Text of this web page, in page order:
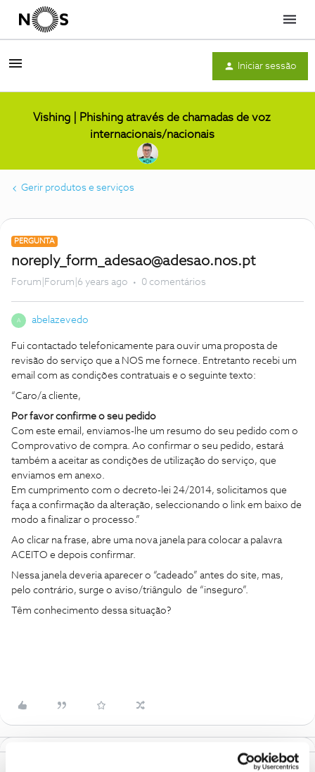
Menu
Iniciar sessão
Vishing | Phishing através de chamadas de voz
internacionais/nacionais
Gerir produtos e serviços
PERGUNTA
noreply_form_adesao@adesao.nos.pt
Forum|Forum|6 years ago 0 comentários
A abelazevedo
Fui contactado telefonicamente para ouvir uma proposta de
revisão do serviço que a NOS me fornece. Entretanto recebi um
email com as condições contratuais e o seguinte texto:
“Caro/a cliente,
Por favor confirme o seu pedido
Com este email, enviamos-lhe um resumo do seu pedido com o
Comprovativo de compra. Ao confirmar o seu pedido, estará
também a aceitar as condições de utilização do serviço, que
enviamos em anexo.
Em cumprimento com o decreto-lei 24/2014, solicitamos que
faça a confirmação da alteração, seleccionando o link em baixo de
modo a finalizar o processo.”
Ao clicar na frase, abre uma nova janela para colocar a palavra
ACEITO e depois confirmar.
Nessa janela deveria aparecer o “cadeado” antes do site, mas,
pelo contrário, surge o aviso/triângulo de “inseguro”.
Têm conhecimento dessa situação?